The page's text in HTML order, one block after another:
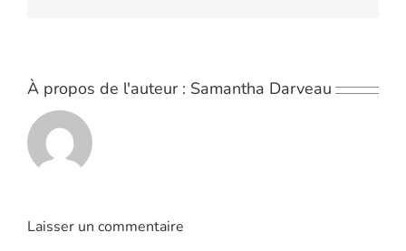
À propos de l'auteur : Samantha Darveau
Laisser un commentaire